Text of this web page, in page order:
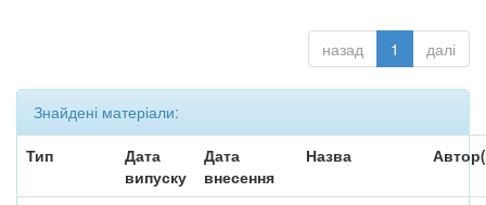
назад 1 далі
Знайдені матеріали:
Тип
Дата
випуску
Дата
внесення
Назва